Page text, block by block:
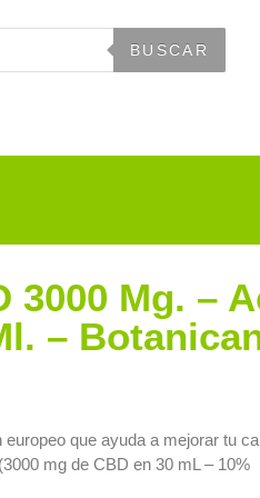
BUSCAR
3000 Mg. –
–
que ayuda a mejorar tu
mg de CBD en 30 mL – 10%